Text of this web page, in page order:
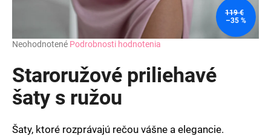
Priemerné
produktu
je
0,0
z
hviezdičiek.
Neohodnotené Podrobnosti hodnotenia
Staroružové priliehavé
šaty s ružou
Šaty, ktoré rozprávajú rečou vášne a elegancie.
119 €
–35 %